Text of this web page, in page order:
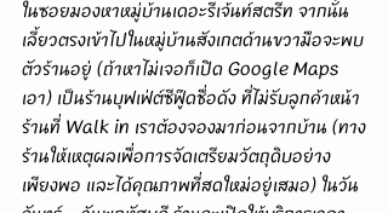
ในซอยมองหาหมู่บ้านเดอะรีเจ้นท์สตรีท จากนั้น
เลี้ยวตรงเข้าไปในหมู่บ้านสังเกตด้านขวามือจะพบ
ตัวร้านอยู่ (ถ้าหาไม่เจอก็เปิด Google Maps
เอา) เป็นร้านบุฟเฟ่ต์ซีฟู๊ดชื่อดัง ที่ไม่รับลูกค้าหน้า
ร้านที่ Walk in เราต้องจองมาก่อนจากบ้าน (ทาง
ร้านให้เหตุผลเพื่อการจัดเตรียมวัตถุดิบอย่าง
เพียงพอ และได้คุณภาพที่สดใหม่อยู่เสมอ) ในวัน